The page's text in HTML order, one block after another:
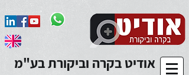
Add to Calendar
אודיט בקרה וביקורת בע"מ